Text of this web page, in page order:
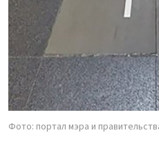
Фото: портал мэра и